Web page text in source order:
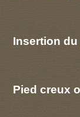
Insertion
Pied creux